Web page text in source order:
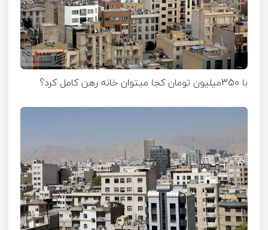
با 350میلیون تومان کجا میتوان خانه رهن کامل کرد؟